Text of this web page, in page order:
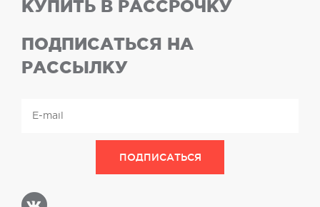
КУПИТЬ В РАССРОЧКУ
ПОДПИСАТЬСЯ НА
РАССЫЛКУ